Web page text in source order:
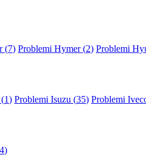
(7) Problemi Hymer (2) Problemi
1) Problemi Isuzu (35) Problemi
)